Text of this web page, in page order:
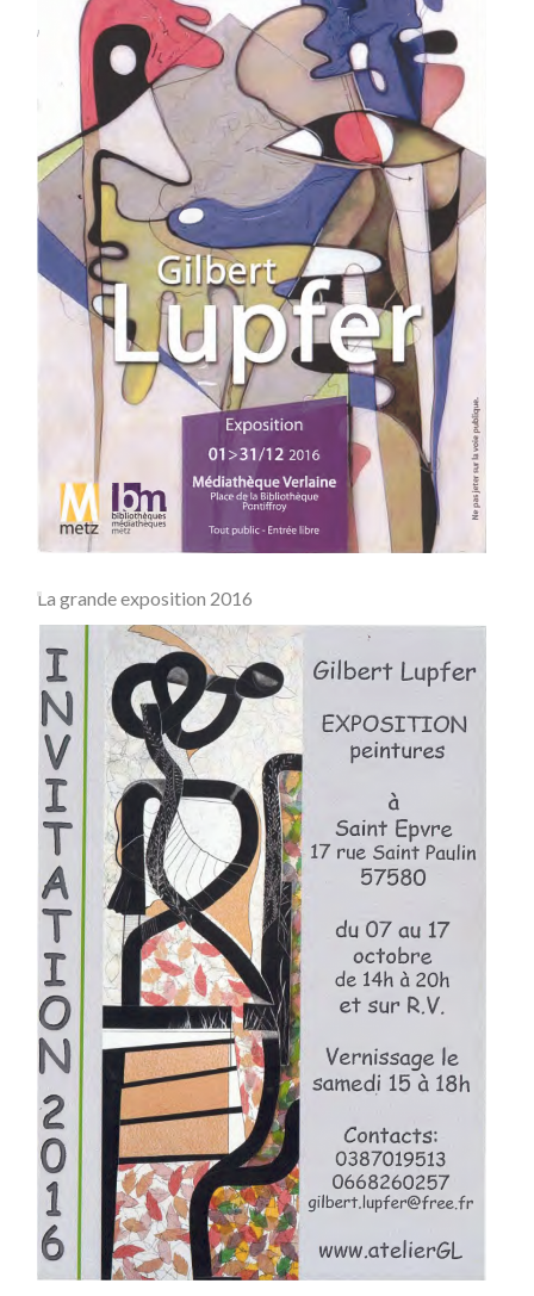
La grande exposition 2016